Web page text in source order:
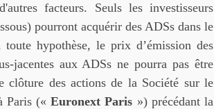
facteurs. Seuls les investisseurs
pourront acquérir des ADSs dans le
hypothèse, le prix d’émission des
jacentes aux ADSs ne pourra pas être
clôture des actions de la Société sur le
Paris («Euronext Paris ») précédant la